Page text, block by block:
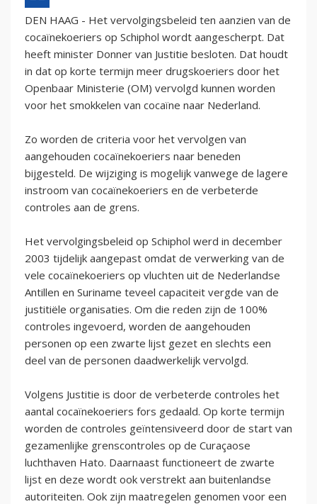
DEN HAAG - Het vervolgingsbeleid ten aanzien van de
cocaïnekoeriers op Schiphol wordt aangescherpt. Dat
heeft minister Donner van Justitie besloten. Dat houdt
in dat op korte termijn meer drugskoeriers door het
Openbaar Ministerie (OM) vervolgd kunnen worden
voor het smokkelen van cocaïne naar Nederland.
Zo worden de criteria voor het vervolgen van
aangehouden cocaïnekoeriers naar beneden
bijgesteld. De wijziging is mogelijk vanwege de lagere
instroom van cocaïnekoeriers en de verbeterde
controles aan de grens.
Het vervolgingsbeleid op Schiphol werd in december
2003 tijdelijk aangepast omdat de verwerking van de
vele cocaïnekoeriers op vluchten uit de Nederlandse
Antillen en Suriname teveel capaciteit vergde van de
justitiële organisaties. Om die reden zijn de 100%
controles ingevoerd, worden de aangehouden
personen op een zwarte lijst gezet en slechts een
deel van de personen daadwerkelijk vervolgd.
Volgens Justitie is door de verbeterde controles het
aantal cocaïnekoeriers fors gedaald. Op korte termijn
worden de controles geïntensiveerd door de start van
gezamenlijke grenscontroles op de Curaçaose
luchthaven Hato. Daarnaast functioneert de zwarte
lijst en deze wordt ook verstrekt aan buitenlandse
autoriteiten. Ook zijn maatregelen genomen voor een